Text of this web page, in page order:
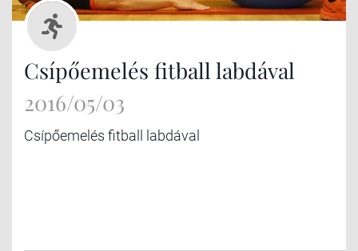
Csípőemelés fitball labdával
2016/05/03
Csípőemelés fitball labdával